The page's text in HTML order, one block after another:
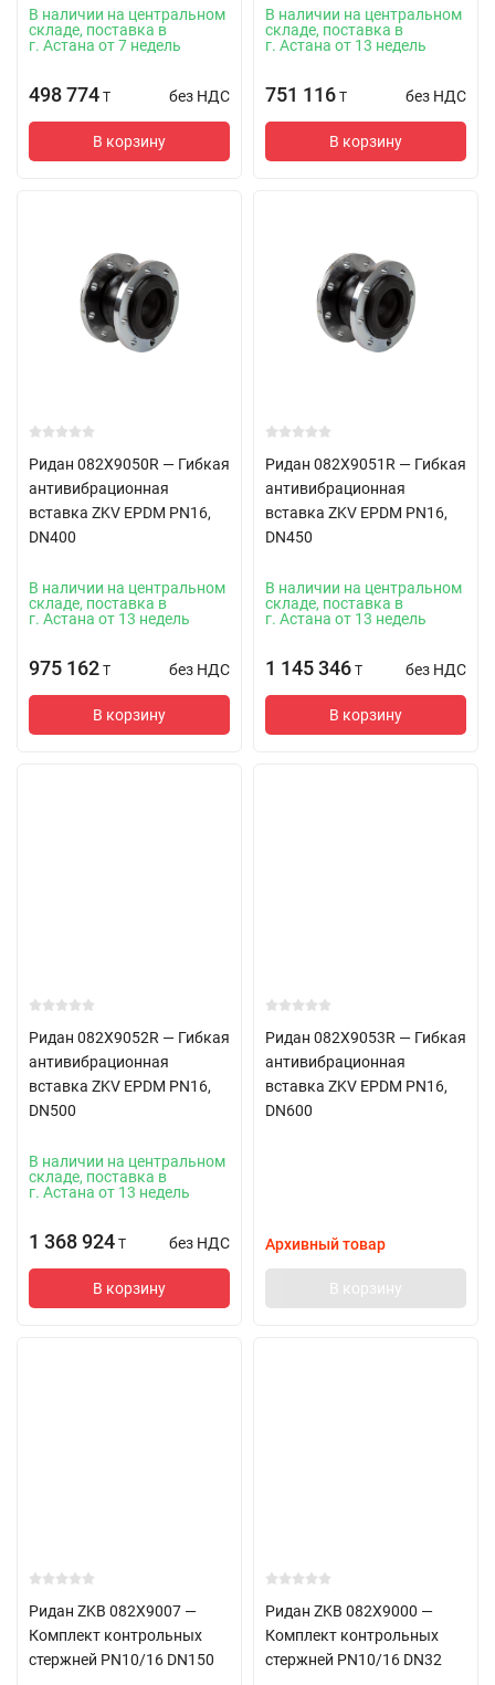
В наличии на центральном
складе, поставка в
г. Астана от 7 недель
498 774 T без НДС
В корзину
В наличии на центральном
складе, поставка в
г. Астана от 13 недель
751 116 T без НДС
В корзину
Ридан 082X9050R — Гибкая
антивибрационная
вставка ZKV EPDM PN16,
DN400
В наличии на центральном
складе, поставка в
г. Астана от 13 недель
975 162 T без НДС
В корзину
Ридан 082X9051R — Гибкая
антивибрационная
вставка ZKV EPDM PN16,
DN450
В наличии на центральном
складе, поставка в
г. Астана от 13 недель
1 145 346 T без НДС
В корзину
Ридан 082X9052R — Гибкая
антивибрационная
вставка ZKV EPDM PN16,
DN500
В наличии на центральном
складе, поставка в
г. Астана от 13 недель
1 368 924 T без НДС
В корзину
Ридан 082X9053R — Гибкая
антивибрационная
вставка ZKV EPDM PN16,
DN600
Архивный товар
В корзину
Ридан ZKB 082X9007 —
Комплект контрольных
стержней PN10/16 DN150
Ридан ZKB 082X9000 —
Комплект контрольных
стержней PN10/16 DN32